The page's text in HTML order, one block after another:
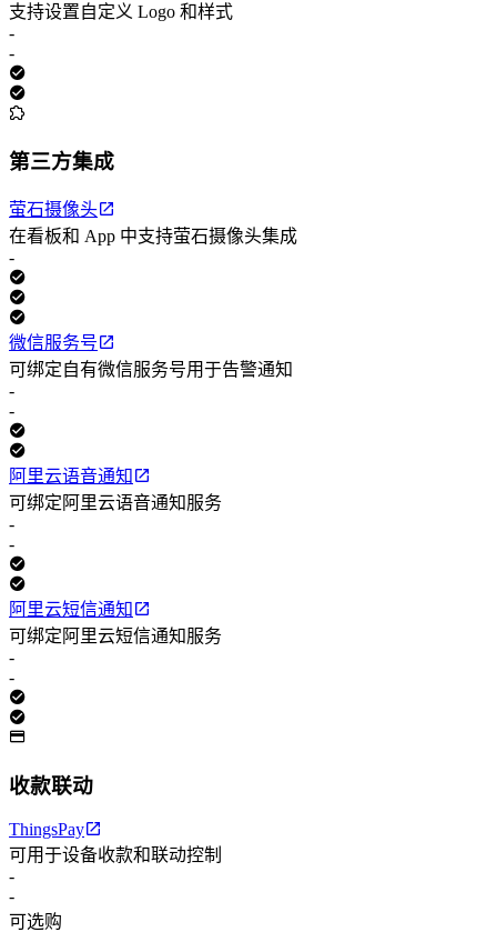
支持设置自定义 Logo 和样式
-
-
第三方集成
萤石摄像头
在看板和 App 中支持萤石摄像头集成
-
微信服务号
可绑定自有微信服务号用于告警通知
-
-
阿里云语音通知
可绑定阿里云语音通知服务
-
-
阿里云短信通知
可绑定阿里云短信通知服务
-
-
收款联动
ThingsPay
可用于设备收款和联动控制
-
-
可选购